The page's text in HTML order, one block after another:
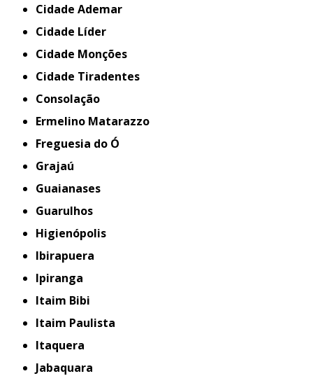
Cidade Ademar
Cidade Líder
Cidade Monções
Cidade Tiradentes
Consolação
Ermelino Matarazzo
Freguesia do Ó
Grajaú
Guaianases
Guarulhos
Higienópolis
Ibirapuera
Ipiranga
Itaim Bibi
Itaim Paulista
Itaquera
Jabaquara